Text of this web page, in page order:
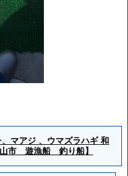
マアジ 、ウマズラハギ 和
山市 遊漁船 釣り船】